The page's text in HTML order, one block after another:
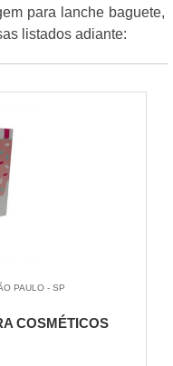
para lanche baguete,
listados adiante:
PAULO - SP
COSMÉTICOS